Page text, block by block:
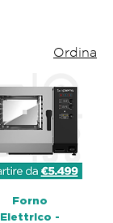
Ordina
Forno
Elettrico -